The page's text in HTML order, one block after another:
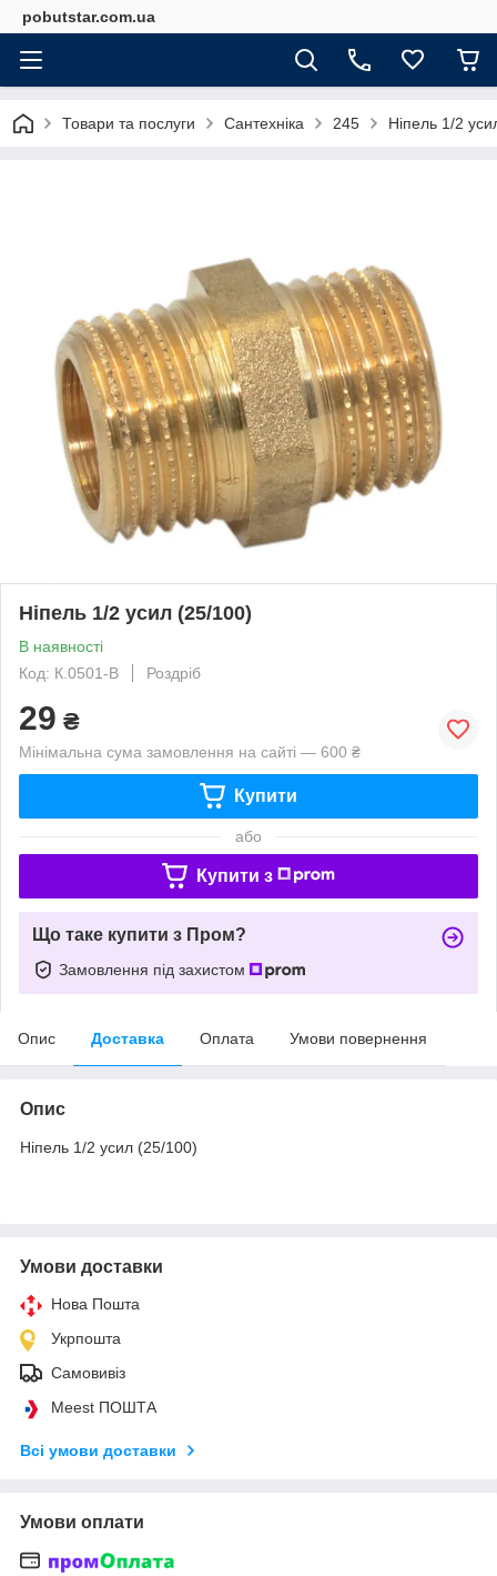
pobutstar.com.ua
Товари та послуги Сантехніка 245 Ніпель 1/2
Ніпель 1/2 усил (25/100)
В наявності
Код: К.0501-В
Роздріб
29 ₴
Мінімальна сума замовлення на сайті — 600 ₴
Купити
або
Купити з
Що таке купити з Пром?
Замовлення під захистом
Опис Доставка Оплата Умови повернення
Опис
Ніпель 1/2 усил (25/100)
Умови доставки
Нова Пошта
Укрпошта
Самовивіз
Meest ПОШТА
Всі умови доставки
Умови оплати